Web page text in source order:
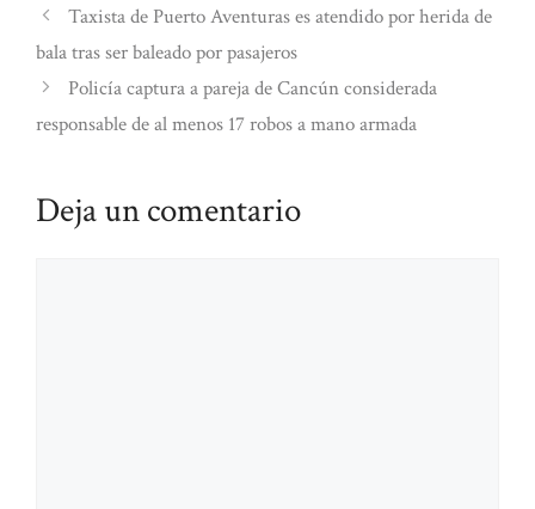
Taxista de Puerto Aventuras es atendido por herida de
bala tras ser baleado por pasajeros
Policía captura a pareja de Cancún considerada
responsable de al menos 17 robos a mano armada
Deja un comentario